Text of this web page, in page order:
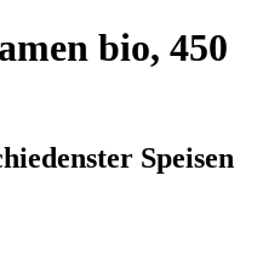
bio, 450
Speisen